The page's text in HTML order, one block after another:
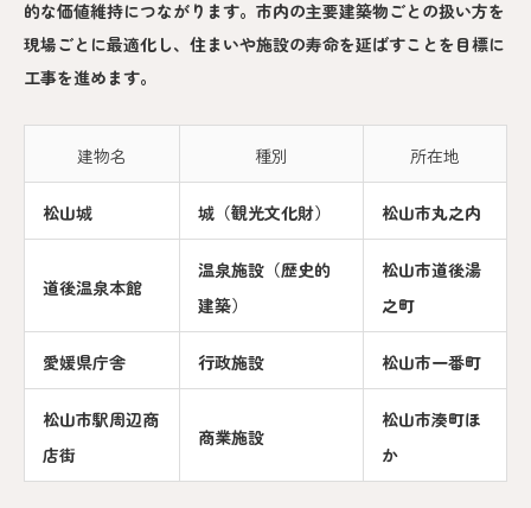
的な価値維持につながります。市内の主要建築物ごとの扱い方を
現場ごとに最適化し、住まいや施設の寿命を延ばすことを目標に
工事を進めます。
建物名 種別 所在地
松山城 城（観光文化財） 松山市丸之内
道後温泉本館
温泉施設（歴史的
建築）
松山市道後湯
之町
愛媛県庁舎 行政施設 松山市一番町
松山市駅周辺商
店街
商業施設
松山市湊町ほ
か